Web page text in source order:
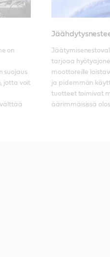
on
suojaus
jotta voit
välttää
tarjoaa
moottoreille
ja pidemmän
tuotteet toimivat
äärimmäisissä